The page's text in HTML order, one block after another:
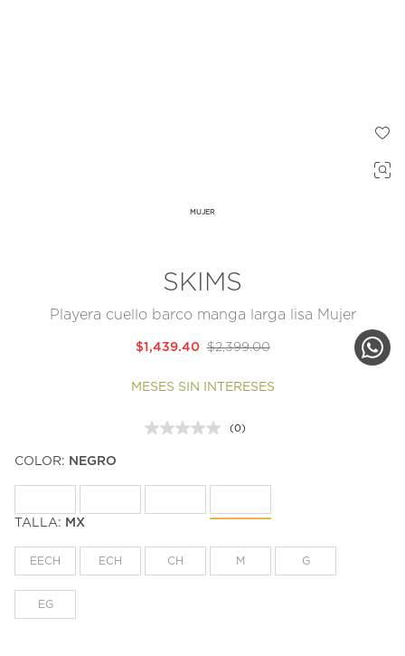
MUJER
SKIMS
Playera cuello barco manga larga lisa Mujer
$2,399.00
$1,439.40
MESES SIN INTERESES
Sin
página.
(0)
COLOR: NEGRO
TALLA: MX
EECH ECH CH M G
EG